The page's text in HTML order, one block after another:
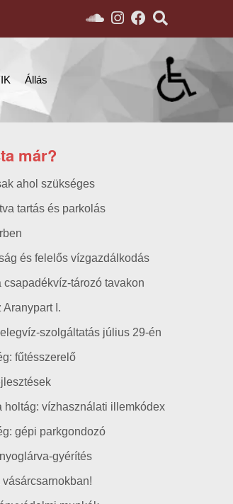
Állás
már?
ahol szükséges
tartás és parkolás
és felelős vízgazdálkodás
csapadékvíz-tározó tavakon
I.
szolgáltatás július 29-én
fűtésszerelő
holtág: vízhasználati illemkódex
gépi parkgondozó
gyérítés